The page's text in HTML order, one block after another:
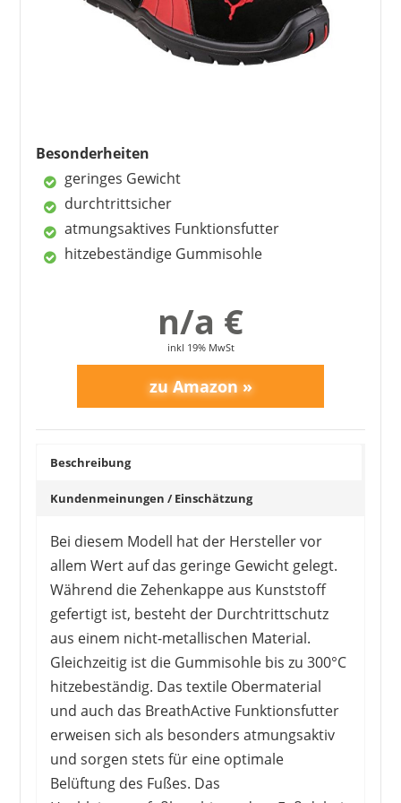
langlebig
Besonderheiten
geringes Gewicht
durchtrittsicher
atmungsaktives Funktionsfutter
hitzebeständige Gummisohle
n/a €
inkl 19% MwSt
Beschreibung
Kundenmeinungen / Einschätzung
Bei diesem Modell hat der Hersteller vor
allem Wert auf das geringe Gewicht gelegt.
Während die Zehenkappe aus Kunststoff
gefertigt ist, besteht der Durchtrittschutz
aus einem nicht-metallischen Material.
Gleichzeitig ist die Gummisohle bis zu 300°C
hitzebeständig. Das textile Obermaterial
und auch das BreathActive Funktionsfutter
erweisen sich als besonders atmungsaktiv
und sorgen stets für eine optimale
Belüftung des Fußes. Das